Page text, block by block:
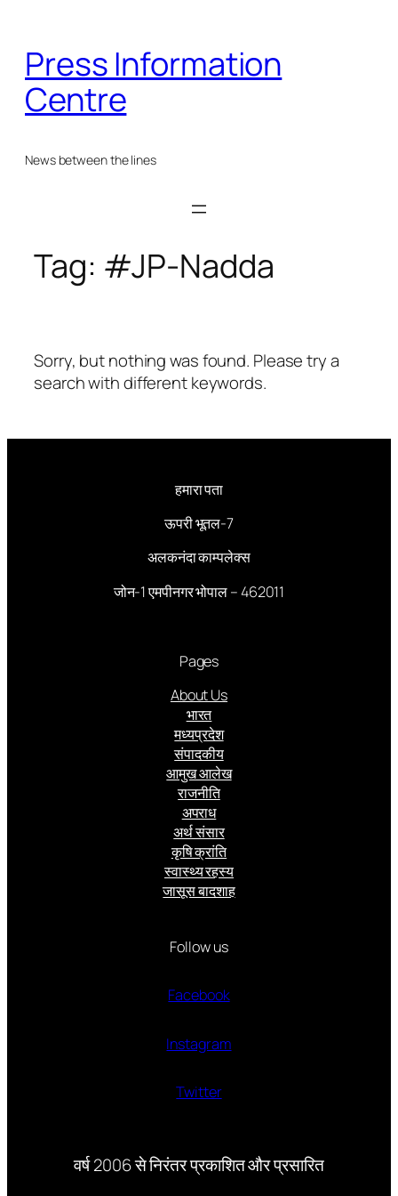
content
Press Information
Centre
News between the lines
Tag: #JP-Nadda
Sorry, but nothing was found. Please try a
search with different keywords.
हमारा पता
ऊपरी भूतल-7
अलकनंदा काम्पलेक्स
जोन-1 एमपीनगर भोपाल – 462011
Pages
About Us
भारत
मध्यप्रदेश
संपादकीय
आमुख आलेख
राजनीति
अपराध
अर्थ संसार
कृषि क्रांति
स्वास्थ्य रहस्य
जासूस बादशाह
Follow us
Facebook
Instagram
Twitter
वर्ष 2006 से निरंतर प्रकाशित और प्रसारित